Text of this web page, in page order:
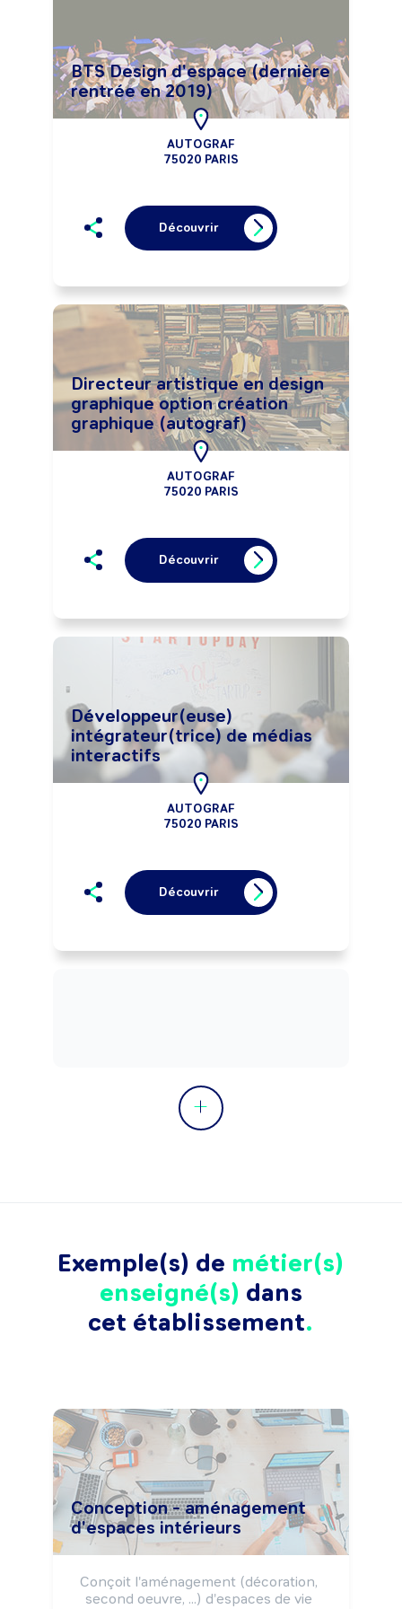
BTS Design d'espace (dernière
rentrée en 2019)
AUTOGRAF
75020 PARIS
Découvrir
Directeur artistique en design
graphique option création
graphique (autograf)
AUTOGRAF
75020 PARIS
Découvrir
Développeur(euse)
intégrateur(trice) de médias
interactifs
AUTOGRAF
75020 PARIS
Découvrir
Exemple(s) de métier(s)
enseigné(s) dans
cet établissement
Conception - aménagement
d'espaces intérieurs
Conçoit l'aménagement (décoration,
second oeuvre, ...) d'espaces de vie